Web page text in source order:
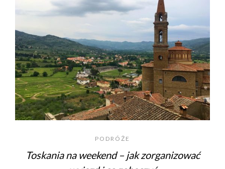
PODRÓŻE
Toskania na weekend – jak zorganizować